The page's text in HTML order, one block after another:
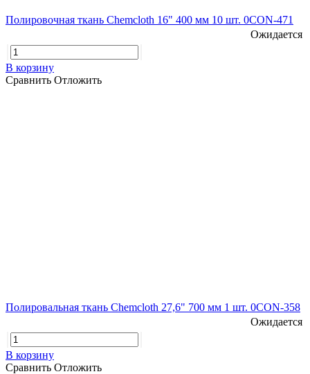
Полировочная ткань Chemcloth 16" 400 мм 10 шт. 0CON-471
Ожидается
В корзину
Сравнить Отложить
Полировальная ткань Chemcloth 27,6" 700 мм 1 шт. 0CON-358
Ожидается
В корзину
Сравнить Отложить